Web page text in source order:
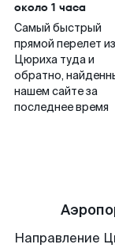
около 1 часа
Самый быстрый
прямой перелет из
Цюриха туда и
обратно,
нашем сайте за
последнее время
Направление